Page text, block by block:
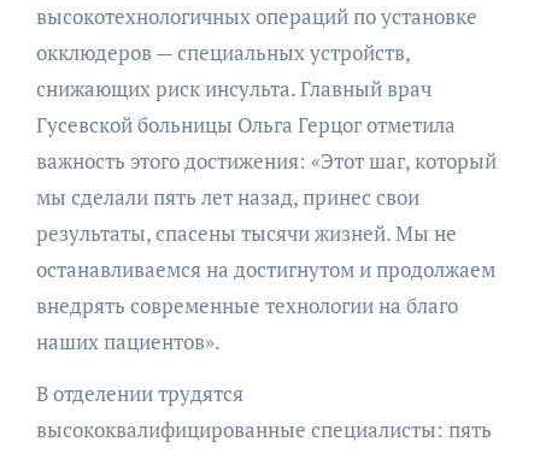
высокотехнологичных операций по установке
окклюдеров — специальных устройств,
снижающих риск инсульта. Главный врач
Гусевской больницы Ольга Герцог отметила
важность этого достижения: «Этот шаг, который
мы сделали пять лет назад, принес свои
результаты, спасены тысячи жизней. Мы не
останавливаемся на достигнутом и продолжаем
внедрять современные технологии на благо
наших пациентов».
В отделении трудятся
высококвалифицированные специалисты: пять